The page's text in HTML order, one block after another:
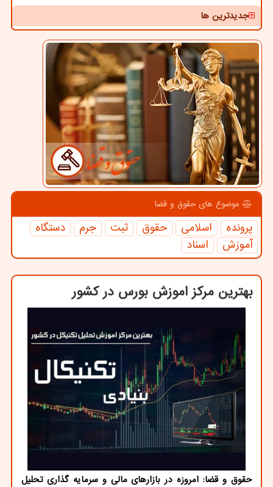
جدیدترین ها
موضوع های حقوق و قضا
پرونده اسلامی حقوق ثبت جرم
دستگاه
آموزش
اسناد
بهترین مركز اموزش بورس در كشور
حقوق و قضا: امروزه در بازارهای مالی و سرمایه گذاری تحلیل